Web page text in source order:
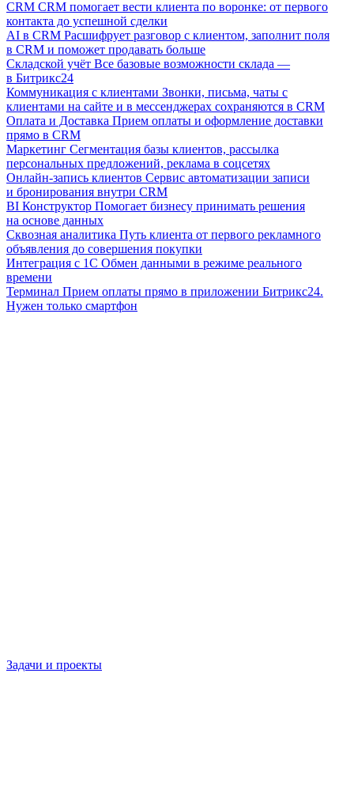
CRM CRM помогает вести клиента по воронке: от первого
контакта до успешной сделки
AI в CRM Расшифрует разговор с клиентом, заполнит поля
в CRM и поможет продавать больше
Складской учёт Все базовые возможности склада —
в Битрикс24
Коммуникация с клиентами Звонки, письма, чаты с
клиентами на сайте и в мессенджерах сохраняются в CRM
Оплата и Доставка Прием оплаты и оформление доставки
прямо в CRM
Маркетинг Сегментация базы клиентов, рассылка
персональных предложений, реклама в соцсетях
Онлайн-запись клиентов Сервис автоматизации записи
и бронирования внутри CRM
BI Конструктор Помогает бизнесу принимать решения
на основе данных
Сквозная аналитика Путь клиента от первого рекламного
объявления до совершения покупки
Интеграция с 1С Обмен данными в режиме реального
времени
Терминал Прием оплаты прямо в приложении Битрикс24.
Нужен только смартфон
Задачи и проекты